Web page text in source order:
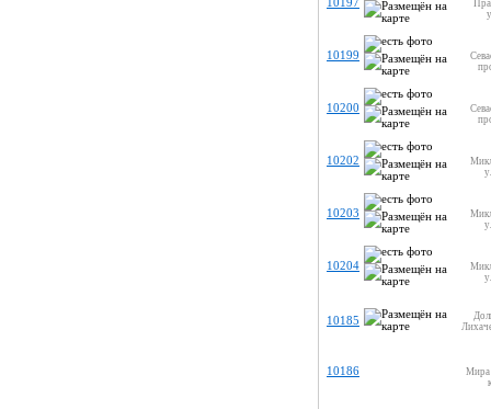
10197
10199
10200
10202
10203
10204
10185
10186
Мира